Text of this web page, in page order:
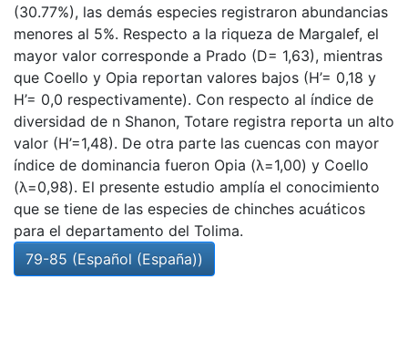
(30.77%), las demás especies registraron abundancias
menores al 5%. Respecto a la riqueza de Margalef, el
mayor valor corresponde a Prado (D= 1,63), mientras
que Coello y Opia reportan valores bajos (H’= 0,18 y
H’= 0,0 respectivamente). Con respecto al índice de
diversidad de n Shanon, Totare registra reporta un alto
valor (H’=1,48). De otra parte las cuencas con mayor
índice de dominancia fueron Opia (λ=1,00) y Coello
(λ=0,98). El presente estudio amplía el conocimiento
que se tiene de las especies de chinches acuáticos
para el departamento del Tolima.
79-85 (Español (España))